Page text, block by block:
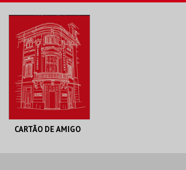
COMPRAR
CARTÃO DE AMIGO